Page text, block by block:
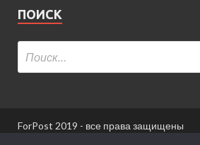
ПОИСК
ForPost 2019 - все права защищены